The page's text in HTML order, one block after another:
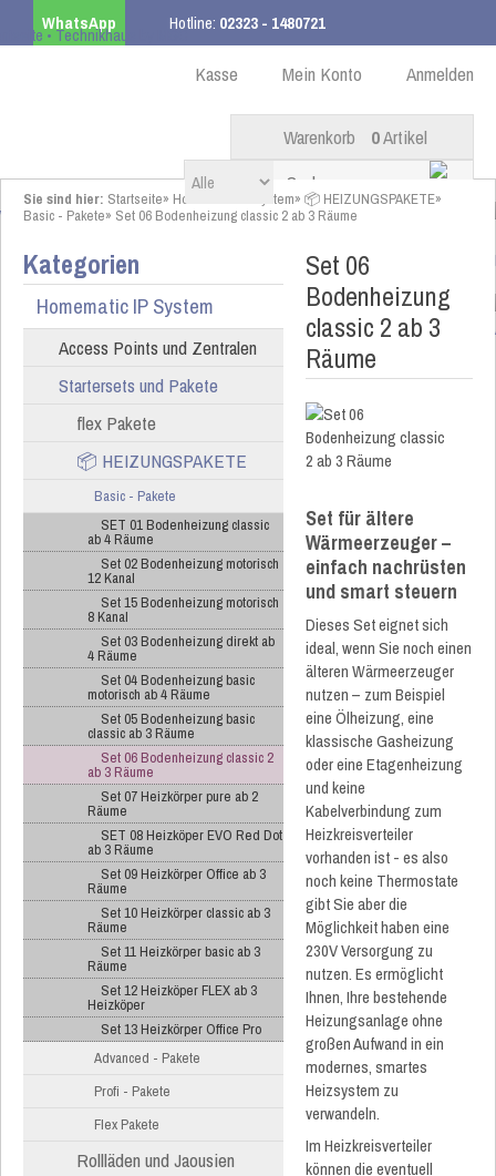
WhatsApp Hotline: 02323 - 1480721
ab 99,00 € innerhalb DE Anmelden
Mein Konto
Kasse
Warenkorb 0Artikel
Sie sind hier: Startseite» Homematic IP System» 📦 HEIZUNGSPAKETE»
Basic - Pakete» Set 06 Bodenheizung classic 2 ab 3 Räume
Kategorien
Homematic IP System
Access Points und Zentralen
Startersets und Pakete
flex Pakete
📦 HEIZUNGSPAKETE
Basic - Pakete
SET 01 Bodenheizung classic
ab 4 Räume
Set 02 Bodenheizung motorisch
12 Kanal
Set 15 Bodenheizung motorisch
8 Kanal
Set 03 Bodenheizung direkt ab
4 Räume
Set 04 Bodenheizung basic
motorisch ab 4 Räume
Set 05 Bodenheizung basic
classic ab 3 Räume
Set 06 Bodenheizung classic 2
ab 3 Räume
Set 07 Heizkörper pure ab 2
Räume
SET 08 Heizköper EVO Red Dot
ab 3 Räume
Set 09 Heizkörper Office ab 3
Räume
Set 10 Heizkörper classic ab 3
Räume
Set 11 Heizkörper basic ab 3
Räume
Set 12 Heizköper FLEX ab 3
Heizköper
Set 13 Heizkörper Office Pro
Advanced - Pakete
Profi - Pakete
Flex Pakete
Rollläden und Jaousien
Set 06
Bodenheizung
classic 2 ab 3
Räume
Set für ältere
Wärmeerzeuger –
einfach nachrüsten
und smart steuern
Dieses Set eignet sich
ideal, wenn Sie noch einen
älteren Wärmeerzeuger
nutzen – zum Beispiel
eine Ölheizung, eine
klassische Gasheizung
oder eine Etagenheizung
und keine
Kabelverbindung zum
Heizkreisverteiler
vorhanden ist - es also
noch keine Thermostate
gibt Sie aber die
Möglichkeit haben eine
230V Versorgung zu
nutzen. Es ermöglicht
Ihnen, Ihre bestehende
Heizungsanlage ohne
großen Aufwand in ein
modernes, smartes
Heizsystem zu
verwandeln.
Im Heizkreisverteiler
können die eventuell